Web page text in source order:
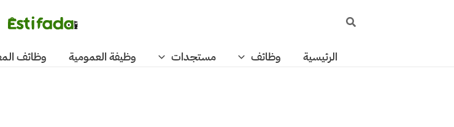
البحث
الرئيسية وظائف مستجدات وظيفة العمومية وظائف